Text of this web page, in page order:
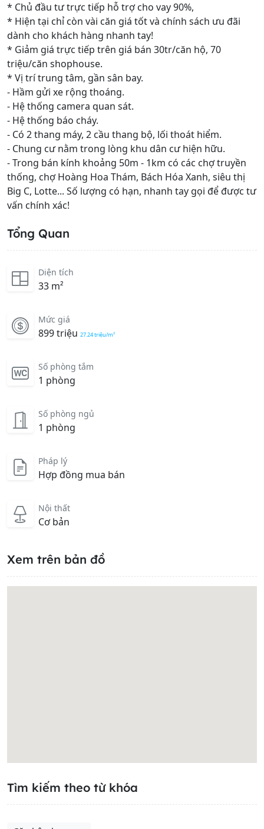
* Chủ đầu tư trực tiếp hỗ trợ cho vay 90%,
* Hiện tại chỉ còn vài căn giá tốt và chính sách ưu đãi
dành cho khách hàng nhanh tay!
* Giảm giá trực tiếp trên giá bán 30tr/căn hộ, 70
triệu/căn shophouse.
* Vị trí trung tâm, gần sân bay.
- Hầm gửi xe rộng thoáng.
- Hệ thống camera quan sát.
- Hệ thống báo cháy.
- Có 2 thang máy, 2 cầu thang bộ, lối thoát hiểm.
- Chung cư nằm trong lòng khu dân cư hiện hữu.
- Trong bán kính khoảng 50m - 1km có các chợ truyền
thống, chợ Hoàng Hoa Thám, Bách Hóa Xanh, siêu thị
Big C, Lotte... Số lượng có hạn, nhanh tay gọi để được tư
vấn chính xác!
Tổng Quan
Diện tích
33 m²
Mức giá
899 triệu 27.24 triệu/m²
Số phòng tắm
1 phòng
Số phòng ngủ
1 phòng
Pháp lý
Hợp đồng mua bán
Nội thất
Cơ bản
Xem trên bản đồ
Tìm kiếm theo từ khóa